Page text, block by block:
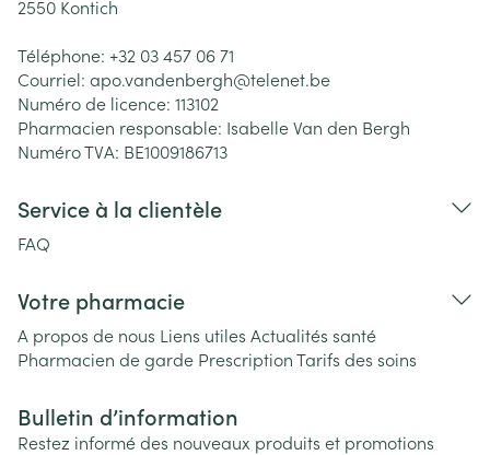
2550 Kontich
Téléphone: +32 03 457 06 71
Courriel: apo.vandenbergh@telenet.be
Numéro de licence: 113102
Pharmacien responsable: Isabelle Van den Bergh
Numéro TVA: BE1009186713
Service à la clientèle
FAQ
Votre pharmacie
A propos de nous Liens utiles Actualités santé
Pharmacien de garde PrescriptionTarifs des soins
Bulletin d’information
Restez informé des nouveaux produits et promotions